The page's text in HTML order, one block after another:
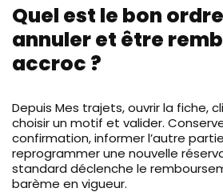
Quel est le bon
annuler et être
accroc ?
Depuis Mes trajets, ouvrir la fiche,
choisir un motif et valider.
confirmation, informer l’autre
reprogrammer une nouvelle
standard déclenche le
barème en vigueur.